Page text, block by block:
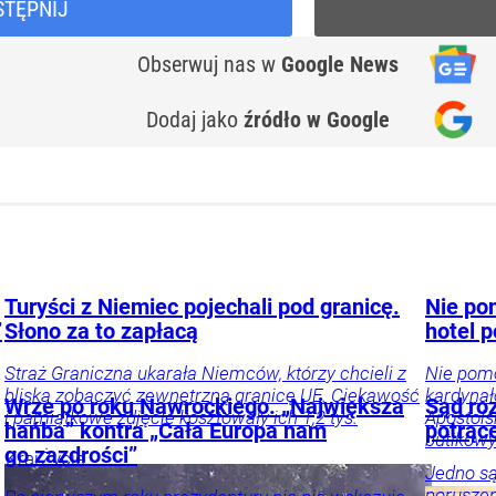
Obserwuj nas w Google News
Dodaj jako źródło w Google
Turyści z Niemiec pojechali pod granicę.
Słono za to zapłacą
Straż Graniczna ukarała Niemców, którzy chcieli z
bliska zobaczyć zewnętrzną granicę UE. Ciekawość
i pamiątkowe zdjęcie kosztowały ich 1,2 tys.
KrajŻycie
Nie
hotel
Nie
Wrze po roku Nawrockiego. „Największa
hańba” kontra „Cała Europa nam
go zazdrości”
Sąd
Jedno